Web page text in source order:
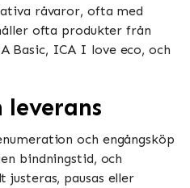
råvaror, ofta med
ofta produkter från
Basic, ICA I love eco, och
och engångsköp
bindningstid, och
justeras, pausas eller